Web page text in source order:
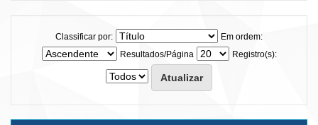
Classificar por:
Em ordem:
Resultados/Página
Registro(s):